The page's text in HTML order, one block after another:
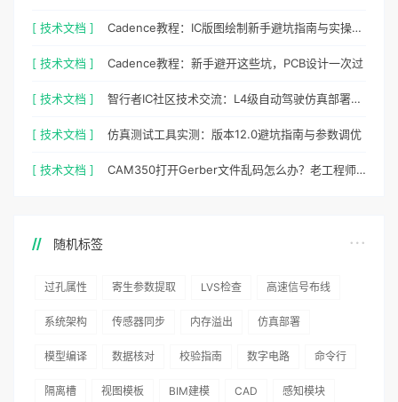
[ 技术文档 ] Cadence教程：IC版图绘制新手避坑指南与实操细节
[ 技术文档 ] Cadence教程：新手避开这些坑，PCB设计一次过
[ 技术文档 ] 智行者IC社区技术交流：L4级自动驾驶仿真部署实操指南
[ 技术文档 ] 仿真测试工具实测：版本12.0避坑指南与参数调优
[ 技术文档 ] CAM350打开Gerber文件乱码怎么办？老工程师实测避坑指南
随机标签
过孔属性 寄生参数提取 LVS检查 高速信号布线
系统架构 传感器同步 内存溢出 仿真部署
模型编译 数据核对 校验指南 数字电路 命令行
隔离槽 视图模板 BIM建模 CAD 感知模块